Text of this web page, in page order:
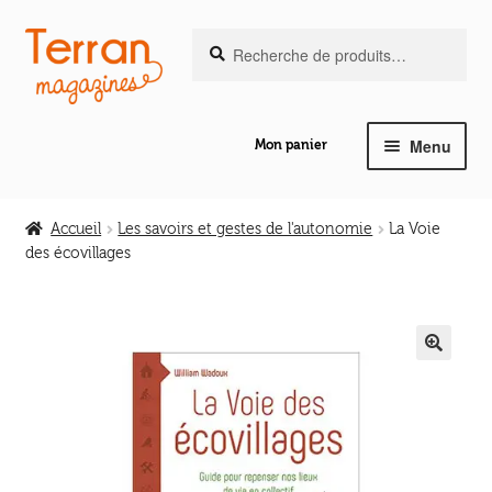
Aller
la
Aller
au
contenu
pour :
Mon panier Menu
le
enfant
Ouvrir
Accueil Les savoirs et gestes de l'autonomie
La Voie
des écovillages